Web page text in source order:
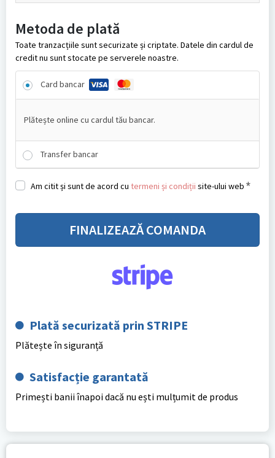
Metoda de plată
Toate tranzacțiile sunt securizate și criptate. Datele din cardul de
credit nu sunt stocate pe serverele noastre.
Card bancar
Plătește online cu cardul tău bancar.
Transfer bancar
Am citit și sunt de acord cu termeni și condiții site-ului web *
FINALIZEAZĂ COMANDA
Plată securizată prin STRIPE
Plătește în siguranță
Satisfacție garantată
Primești banii înapoi dacă nu ești mulțumit de produs